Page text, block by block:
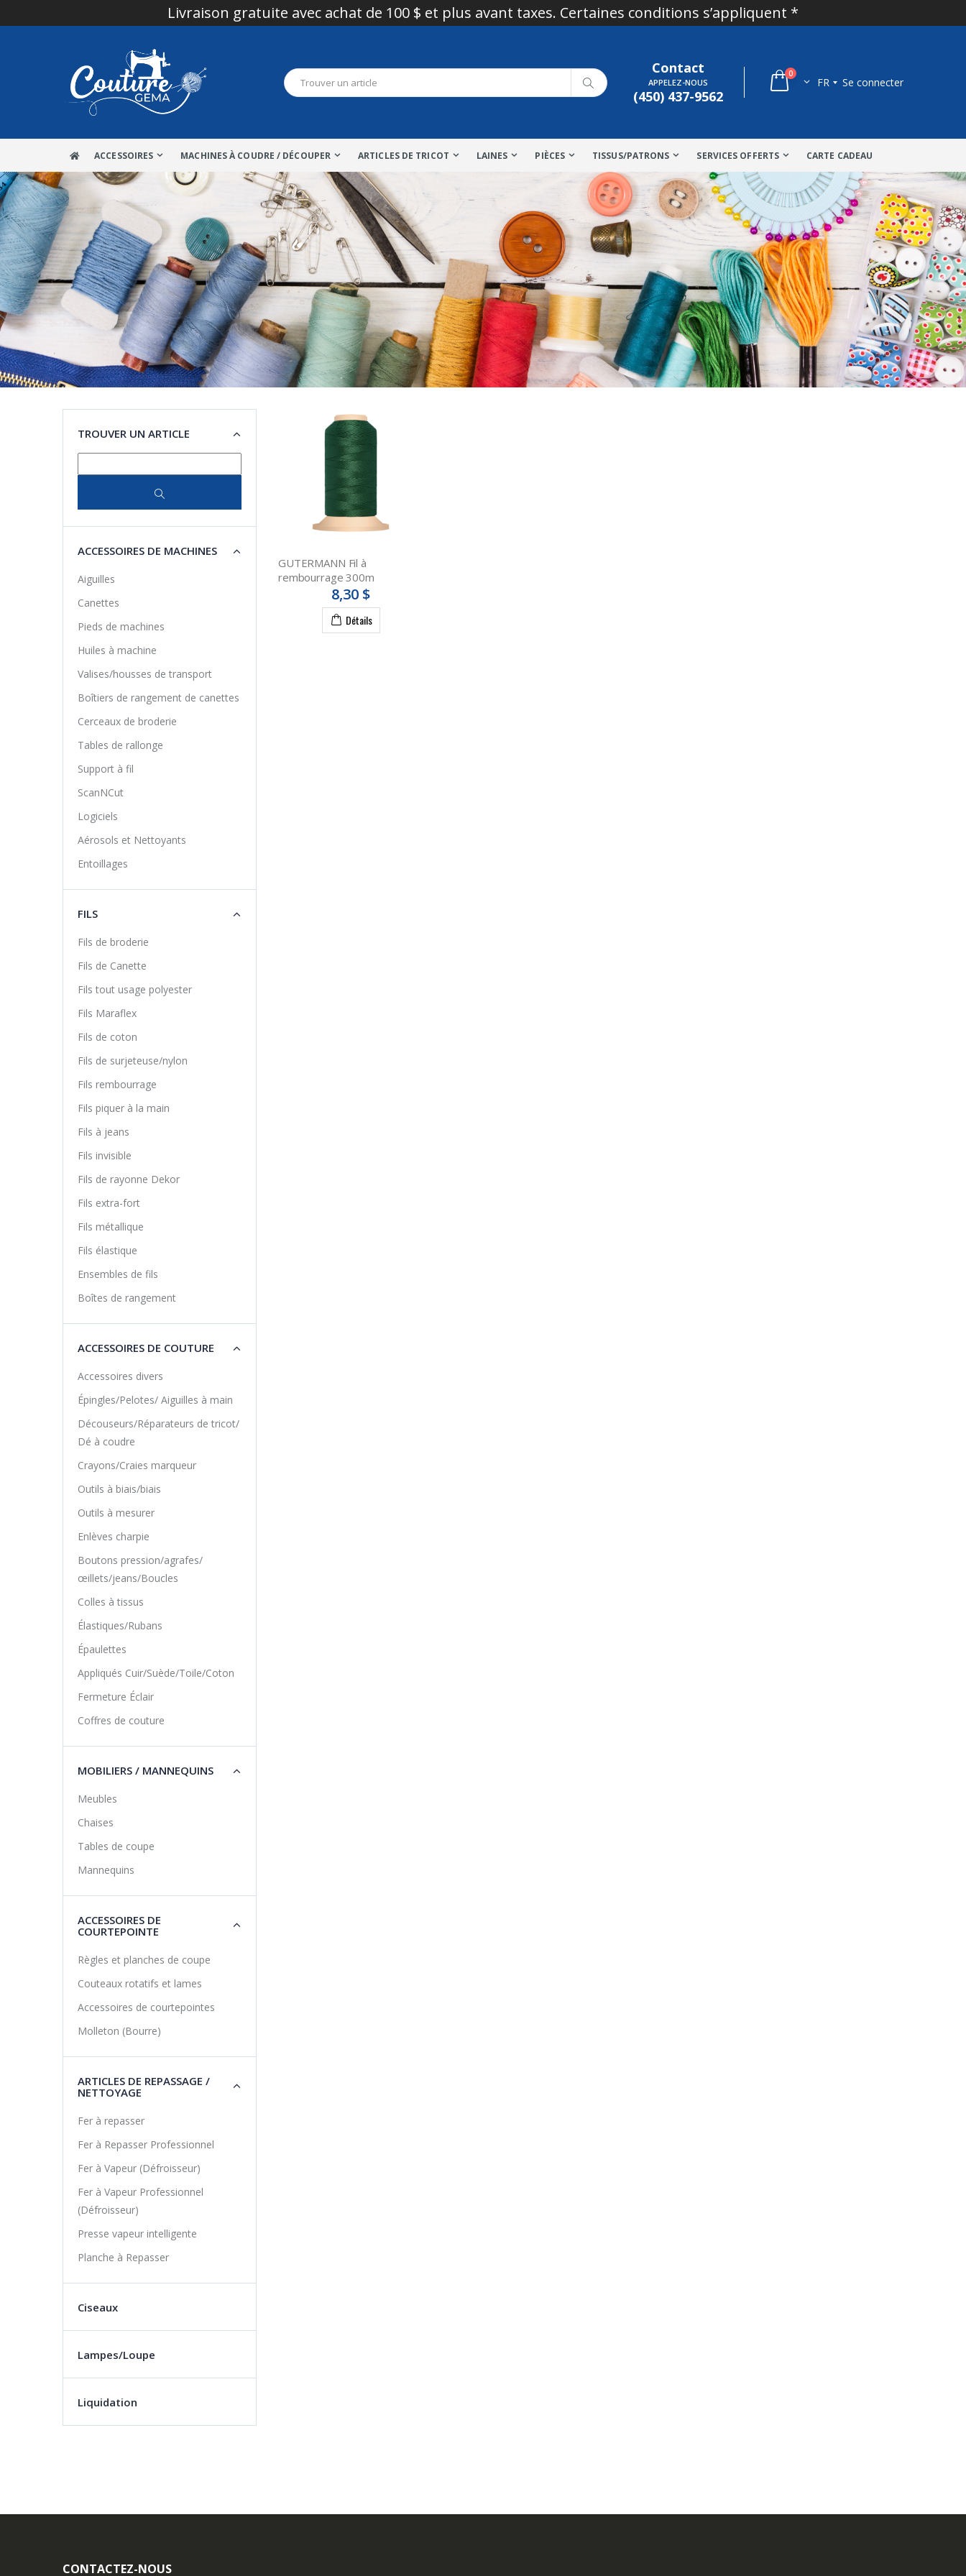
Livraison gratuite avec achat de 100 $ et plus avant taxes. Certaines conditions s’appliquent *
Contact
APPELEZ-NOUS
(450) 437-9562
0
FR Se connecter
ACCESSOIRES MACHINES À COUDRE / DÉCOUPER ARTICLES DE TRICOT LAINES PIÈCES TISSUS/PATRONS SERVICES OFFERTS CARTE CADEAU
GUTERMANN Fil à
rembourrage 300m
8,30 $
Détails
TROUVER UN ARTICLE
ACCESSOIRES DE MACHINES
Aiguilles
Canettes
Pieds de machines
Huiles à machine
Valises/housses de transport
Boîtiers de rangement de canettes
Cerceaux de broderie
Tables de rallonge
Support à fil
ScanNCut
Logiciels
Aérosols et Nettoyants
Entoillages
FILS
Fils de broderie
Fils de Canette
Fils tout usage polyester
Fils Maraflex
Fils de coton
Fils de surjeteuse/nylon
Fils rembourrage
Fils piquer à la main
Fils à jeans
Fils invisible
Fils de rayonne Dekor
Fils extra-fort
Fils métallique
Fils élastique
Ensembles de fils
Boîtes de rangement
ACCESSOIRES DE COUTURE
Accessoires divers
Épingles/Pelotes/ Aiguilles à main
Découseurs/Réparateurs de tricot/
Dé à coudre
Crayons/Craies marqueur
Outils à biais/biais
Outils à mesurer
Enlèves charpie
Boutons pression/agrafes/
œillets/jeans/Boucles
Colles à tissus
Élastiques/Rubans
Épaulettes
Appliqués Cuir/Suède/Toile/Coton
Fermeture Éclair
Coffres de couture
MOBILIERS / MANNEQUINS
Meubles
Chaises
Tables de coupe
Mannequins
ACCESSOIRES DE
COURTEPOINTE
Règles et planches de coupe
Couteaux rotatifs et lames
Accessoires de courtepointes
Molleton (Bourre)
ARTICLES DE REPASSAGE /
NETTOYAGE
Fer à repasser
Fer à Repasser Professionnel
Fer à Vapeur (Défroisseur)
Fer à Vapeur Professionnel
(Défroisseur)
Presse vapeur intelligente
Planche à Repasser
Ciseaux
Lampes/Loupe
Liquidation
CONTACTEZ-NOUS